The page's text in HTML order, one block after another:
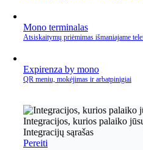
Mono terminalas
Atsiskaitymų priėmimas išmaniajame
Expirenza by mono
QR meniu, mokėjimas ir arbatpinigiai
Integracijos, kurios palaiko
Integracijų sąrašas
Pereiti